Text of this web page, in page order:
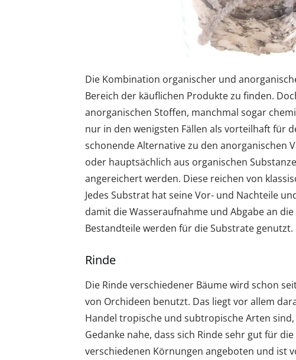
Die Kombination organischer und
Bereich der käuflichen Produkte zu finden.
anorganischen Stoffen, manchmal sogar
nur in den wenigsten Fällen als vorteilhaft für
schonende Alternative zu den anorganischen
oder hauptsächlich aus organischen
angereichert werden. Diese reichen von
Jedes Substrat hat seine Vor- und Nachteile
damit die Wasseraufnahme und Abgabe an
Bestandteile werden für die Substrate genutzt.
Rinde
Die Rinde verschiedener Bäume wird schon
von Orchideen benutzt. Das liegt vor allem
Handel tropische und subtropische Arten
Gedanke nahe, dass sich Rinde sehr gut für
verschiedenen Körnungen angeboten und ist